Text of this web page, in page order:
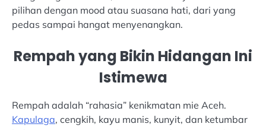
pilihan dengan mood atau suasana hati, dari yang
pedas sampai hangat menyenangkan.
Rempah yang Bikin Hidangan Ini
Istimewa
Rempah adalah “rahasia” kenikmatan mie Aceh.
Kapulaga, cengkih, kayu manis, kunyit, dan ketumbar